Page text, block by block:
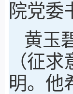
院党委
黄玉
（征
明。他